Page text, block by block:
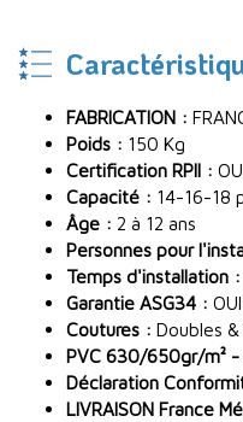
FABRICATION :
Poids : 150 Kg
Certification RPII :
Capacité : 14-16-18
Âge : 2 à 12 ans
Personnes pour
Temps d'installation :
Garantie ASG34 :
Coutures : Doubles
PVC 630/650gr/m²
Déclaration
LIVRAISON France